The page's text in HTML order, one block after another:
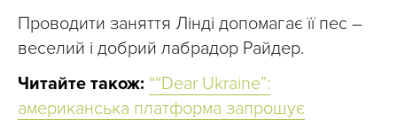
Проводити заняття Лінді допомагає її пес –
веселий і добрий лабрадор Райдер.
Читайте також: ““Dear Ukraine”:
американська платформа запрошує